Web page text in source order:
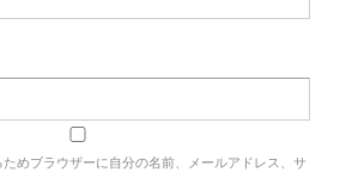
めブラウザーに自分の名前、メールアドレス、サ